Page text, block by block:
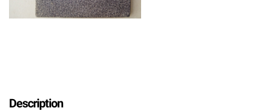
Description